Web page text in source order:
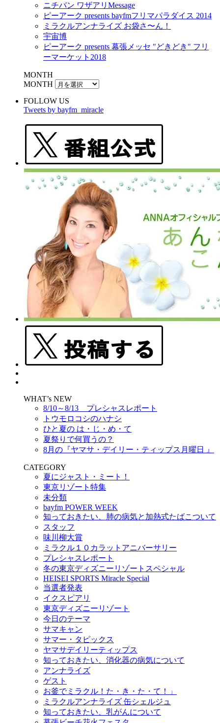
ニチバン ワザアリMessage
ピーアーク presents bayfmフリマパラダイス 2014
ミラクルアンナライズ お袋さ〜ん！
宇宙博
ピーアーク presents 幕張メッセ "どきどき" フリ
ーマーケット2018
MONTH
MONTH
FOLLOW US
Tweets by bayfm_miracle
WHAT’s NEW
8/10～8/13 プレシャスレポート
トウモロコシのハナシ
ひと夏の は・じ・め・て
夏祭りで何買うの？
8月の『ヤマサ・デイリー・ティップス月曜日 』
CATEGORY
夏にジャスト・ミート！
東京リゾート特集
未分類
bayfm POWER WEEK
知っておきたい、肺の病気と加熱式たばこついて
スタッフ
味川柳大賞
ミラクル１０カラットアニバーサリー
プレシャスレポート
冬の東京ディズニーリゾートスペシャル
HEISEI SPORTS Miracle Special
当選者発表
イクスピアリ
東京ディズニーリゾート
今日のテーマ
サマキャン
サマー・タピックス
ヤマサデイリーティップス
知っておきたい、消化器の病気について
アンナライズ
ゲスト
お釜でミラクル！た・き・た・て！」
ミラクルアンナライズ 缶シェルジュ
知っておきたい、乳がんについて